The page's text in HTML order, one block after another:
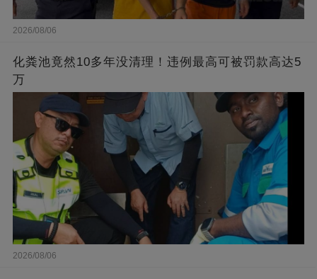
2026/08/06
化粪池竟然10多年没清理！违例最高可被罚款高达5
万
2026/08/06